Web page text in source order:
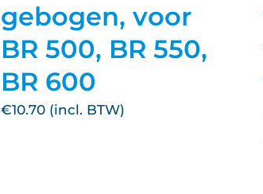
gebogen, voor
BR 500, BR 550,
BR 600
€10.70